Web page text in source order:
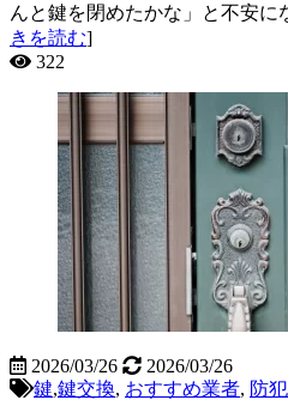
んと鍵を閉めたかな」と不安
きを読む]
322
2026/03/26
2026/03/26
鍵,鍵交換, おすすめ業者, 防